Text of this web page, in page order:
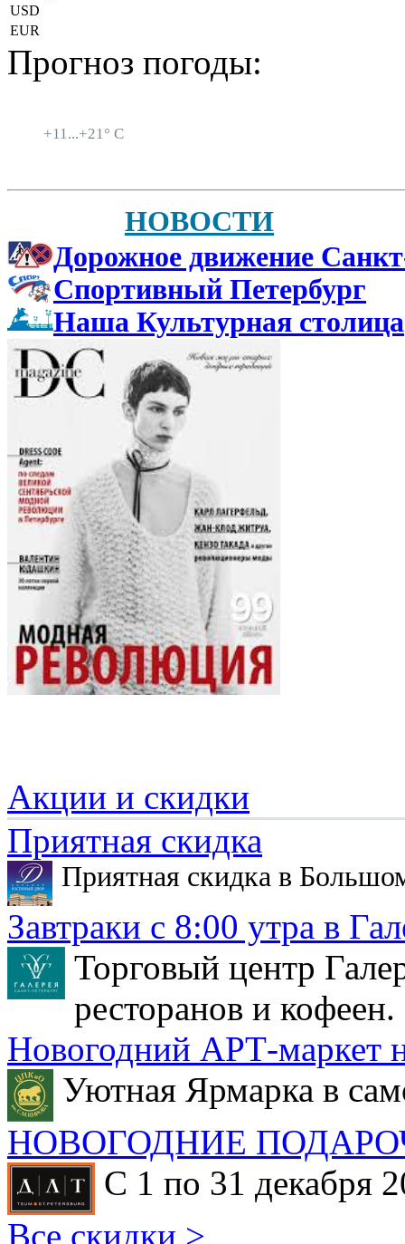
USD
EUR
Прогноз погоды:
+11...+21° C
НОВОСТИ
Дорожное движение
Спортивный Петербург
Наша Культурная столица
Акции и скидки
Приятная скидка
Приятная скидка в
Завтраки с 8:00 утра в
Торговый центр
ресторанов и кофеен.
Новогодний АРТ-маркет
Уютная Ярмарка в
НОВОГОДНИЕ
С 1 по 31 декабря
Все скидки >